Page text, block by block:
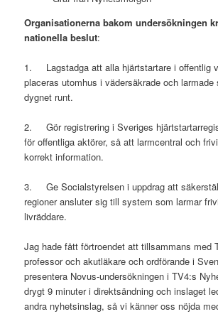
Organisationerna bakom undersökningen
nationella beslut:
1. Lagstadga att alla hjärtstartare i offentlig
placeras utomhus i vädersäkrade och
dygnet runt.
2. Gör registrering i Sveriges
för offentliga aktörer, så att larmcentral och
korrekt information.
3. Ge Socialstyrelsen i uppdrag att
regioner ansluter sig till system som larmar
livräddare.
Jag hade fått förtroendet att tillsammans med
professor och akutläkare och ordförande i
presentera Novus-undersökningen i TV4:s
drygt 9 minuter i direktsändning och inslaget
andra nyhetsinslag, så vi känner oss nöjda